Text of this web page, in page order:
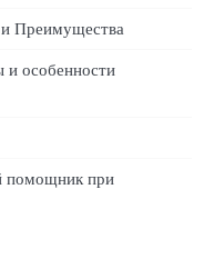
Преимущества
особенности
помощник при